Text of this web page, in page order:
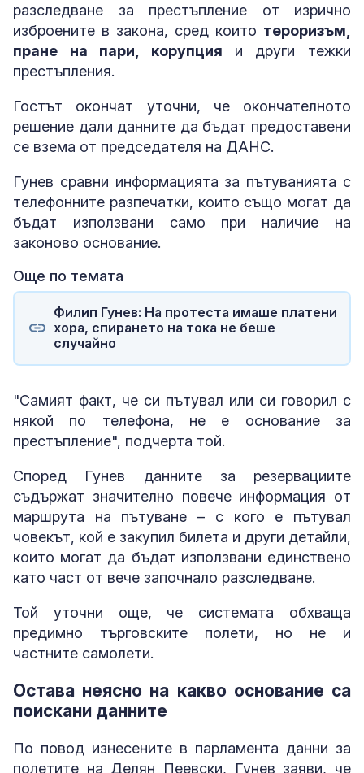
разследване за престъпление от изрично
изброените в закона, сред които тероризъм,
пране на пари, корупция и други тежки
престъпления.
Гостът окончат уточни, че окончателното
решение дали данните да бъдат предоставени
се взема от председателя на ДАНС.
Гунев сравни информацията за пътуванията с
телефонните разпечатки, които също могат да
бъдат използвани само при наличие на
законово основание.
Още по темата
Филип Гунев: На протеста имаше платени
хора, спирането на тока не беше
случайно
"Самият факт, че си пътувал или си говорил с
някой по телефона, не е основание за
престъпление", подчерта той.
Според Гунев данните за резервациите
съдържат значително повече информация от
маршрута на пътуване – с кого е пътувал
човекът, кой е закупил билета и други детайли,
които могат да бъдат използвани единствено
като част от вече започнало разследване.
Той уточни още, че системата обхваща
предимно търговските полети, но не и
частните самолети.
Остава неясно на какво основание са
поискани данните
По повод изнесените в парламента данни за
полетите на Делян Пеевски, Гунев заяви, че